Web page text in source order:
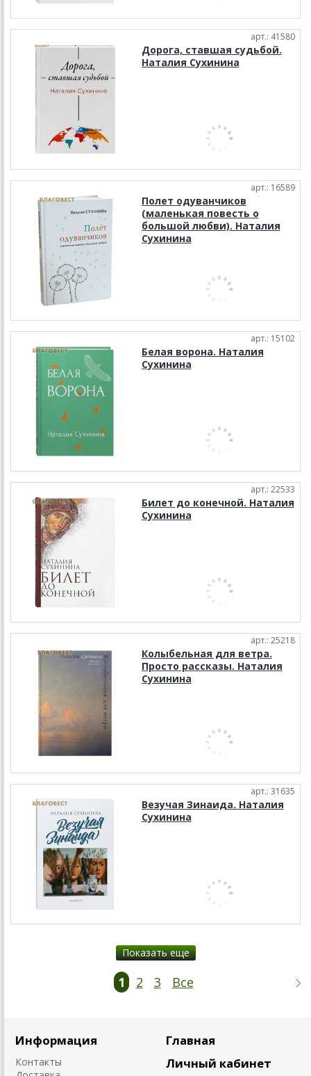
арт.: 41580
Дорога, ставшая судьбой.
Наталия Сухинина
арт.: 16589
Полет одуванчиков
(маленькая повесть о
большой любви). Наталия
Сухинина
арт.: 15102
Белая ворона. Наталия
Сухинина
арт.: 22533
Билет до конечной. Наталия
Сухинина
арт.: 25218
Колыбельная для ветра.
Просто рассказы. Наталия
Сухинина
арт.: 31635
Везучая Зинаида. Наталия
Сухинина
Показать еще
1 2 3 Все
Информация
Контакты
Главная
Личный кабинет